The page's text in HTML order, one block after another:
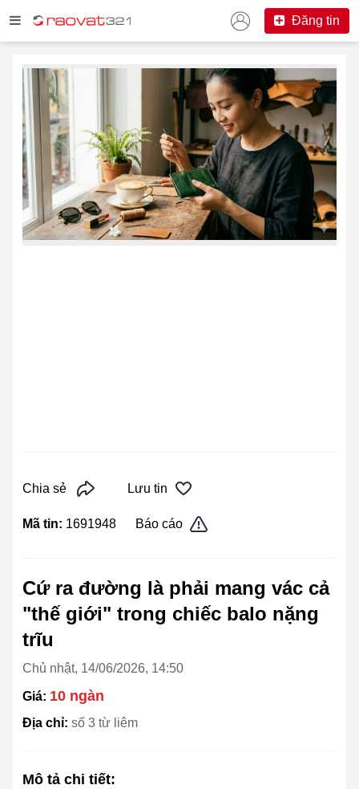
Đăng tin
Chia sẻ Lưu tin
Mã tin: 1691948 Báo cáo
Cứ ra đường là phải mang vác cả
"thế giới" trong chiếc balo nặng
trĩu
Chủ nhật, 14/06/2026, 14:50
Giá: 10 ngàn
Địa chỉ: số 3 từ liêm
Mô tả chi tiết: